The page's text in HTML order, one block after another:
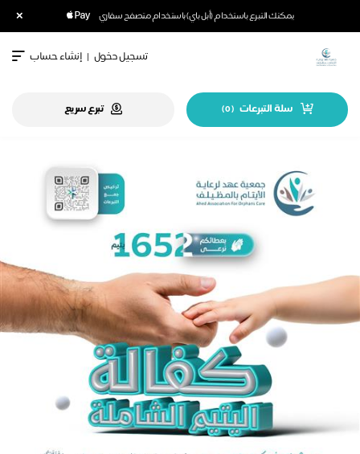
يمكنك التبرع باستخدام (أبل باي) باستخدام متصفح سفاري ×
تسجيل دخول | إنشاء حساب
سلة التبرعات (
0
) تبرع سريع